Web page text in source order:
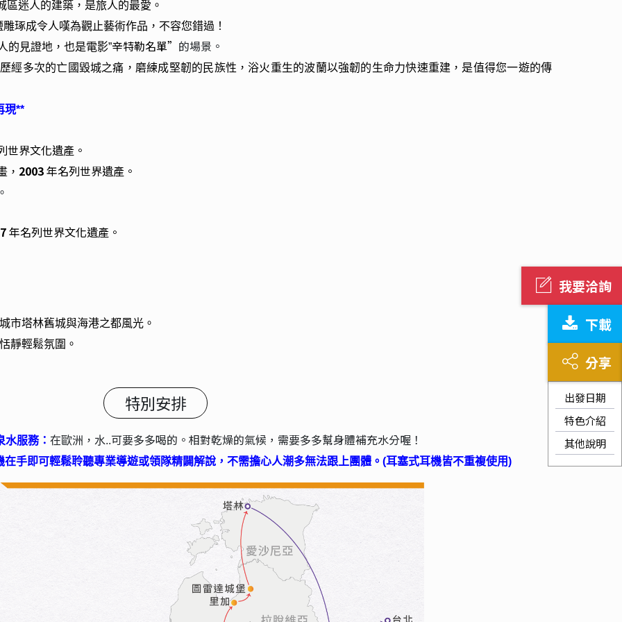
我要洽詢
下載
分享
出發日期
特色介紹
其他說明
區迷人的建築，是旅人的最愛。
琢成令人嘆為觀止藝術作品，不容您錯過！
的見證地，也是電影”辛特勒名單” 的場景。
經多次的亡國毀城之痛，磨練成堅韌的民族性，浴火重生的波蘭以強韌的生命力快速重建，是值得您一遊的傳
現**
世界文化遺產。
， 2003年名列世界遺產。
年名列世界文化遺產。
市塔林舊城與海港之都風光。
靜輕鬆氛圍。
特別安排
服務： 在歐洲，水..可要多多喝的。相對乾燥的氣候，需要多多幫身體補充水分喔！
手即可輕鬆聆聽專業導遊或領隊精闢解說，不需擔心人潮多無法跟上團體。 (耳塞式耳機皆不重複使用)